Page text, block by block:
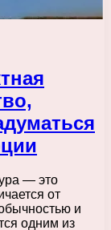
— это
от
и
одним из